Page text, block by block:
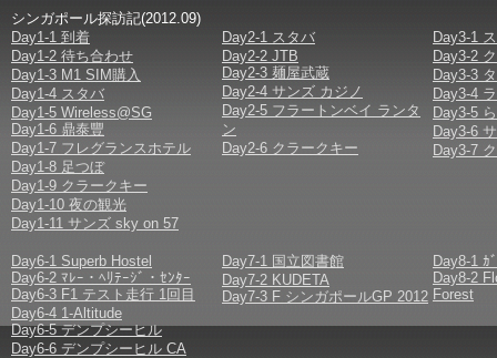
シンガポール探訪記(2012.09)
Day1-1 到着
Day1-2 待ち合わせ
Day1-3 M1 SIM購入
Day1-4 スタバ
Day1-5 Wireless@SG
Day1-6 鼎泰豐
Day1-7 フレグランスホテル
Day1-8 足つぼ
Day1-9 クラークキー
Day1-10 夜の観光
Day1-11 サンズ sky on 57
Day2-1 スタバ
Day2-2 JTB
Day2-3 麺屋武蔵
Day2-4 サンズ カジノ
Day2-5 フラートンベイ ランタ
ン
Day2-6 クラークキー
Day3-1
Day3-2
Day3-3
Day3-4
Day3-5
Day3-6
Day3-7
Day6-1 Superb Hostel
Day6-2 ﾏﾚｰ・ﾍﾘﾃｰｼﾞ・ｾﾝﾀｰ
Day6-3 F1 テスト走行 1回目
Day6-4 1-Altitude
Day6-5 デンプシーヒル
Day6-6 デンプシーヒル CA
Day7-1 国立図書館
Day7-2 KUDETA
Day7-3 F シンガポールGP 2012
Day8-1 ｶ
Day8-2
Forest